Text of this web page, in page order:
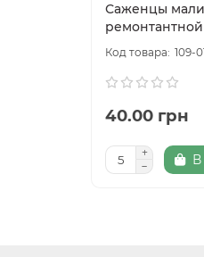
Саженцы
109-
40.00 грн
В